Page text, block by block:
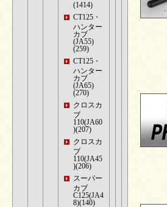
(1414)
CT125・
ハンター
カブ
(JA55)
(259)
CT125・
ハンター
カブ
(JA65)
(270)
クロスカ
ブ
110(JA60
)(207)
クロスカ
ブ
110(JA45
)(206)
スーパー
カブ
C125(JA4
8)(140)